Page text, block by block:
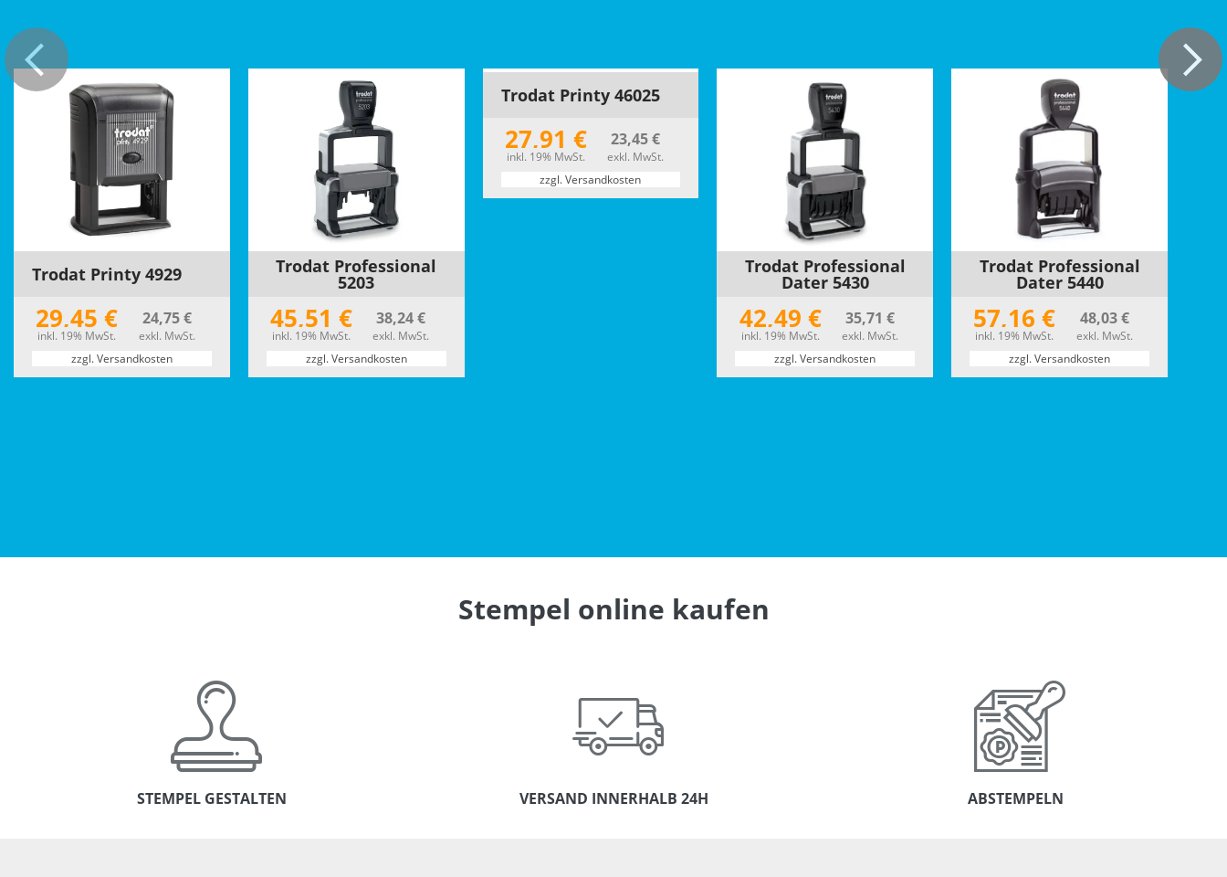
Trodat Printy 4929
29,45 €
inkl. 19% MwSt.
24,75 €
exkl. MwSt.
zzgl. Versandkosten
Trodat Professional
5203
45,51 €
inkl. 19% MwSt.
38,24 €
exkl. MwSt.
zzgl. Versandkosten
Trodat Printy 46025
27,91 €
inkl. 19% MwSt.
23,45 €
exkl. MwSt.
zzgl. Versandkosten
Trodat Professional
Dater 5430
42,49 €
inkl. 19% MwSt.
35,71 €
exkl. MwSt.
zzgl. Versandkosten
Trodat Professional
Dater 5440
57,16 €
inkl. 19% MwSt.
48,03 €
exkl. MwSt.
zzgl. Versandkosten
Stempel online kaufen
STEMPEL GESTALTEN VERSAND INNERHALB 24H ABSTEMPELN